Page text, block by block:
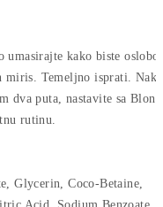
umasirajte kako biste
miris. Temeljno isprati.
dva puta, nastavite sa Blond
rutinu.
Glycerin, Coco-Betaine,